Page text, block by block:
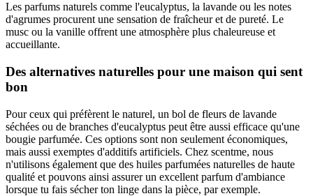
Les parfums naturels comme l'eucalyptus, la lavande ou les notes
d'agrumes procurent une sensation de fraîcheur et de pureté. Le
musc ou la vanille offrent une atmosphère plus chaleureuse et
accueillante.
Des alternatives naturelles pour une maison qui sent
bon
Pour ceux qui préfèrent le naturel, un bol de fleurs de lavande
séchées ou de branches d'eucalyptus peut être aussi efficace qu'une
bougie parfumée. Ces options sont non seulement économiques,
mais aussi exemptes d'additifs artificiels. Chez scentme, nous
n'utilisons également que des huiles parfumées naturelles de haute
qualité et pouvons ainsi assurer un excellent parfum d'ambiance
lorsque tu fais sécher ton linge dans la pièce, par exemple.